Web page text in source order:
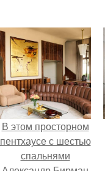
В этом просторном
пентхаусе с шестью
спальнями